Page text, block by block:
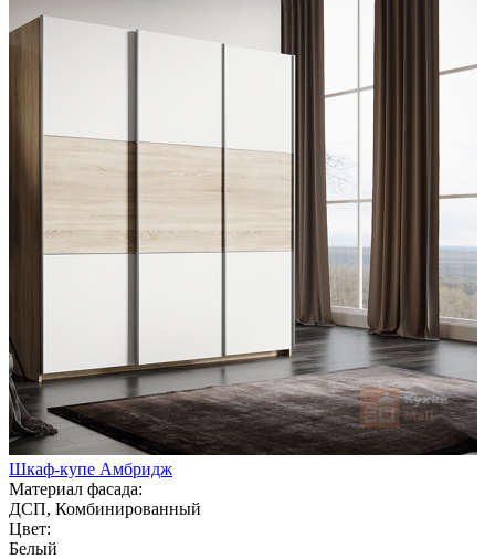
Шкаф-купе Амбридж
Материал фасада:
ДСП, Комбинированный
Цвет:
Белый